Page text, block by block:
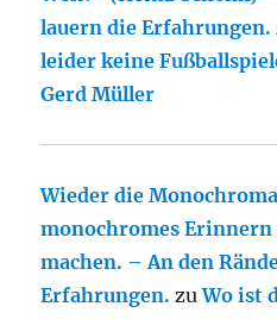
lauern die Erfahrungen.
leider keine
Gerd Müller
Wieder die
monochromes Erinnern
machen. – An den
Erfahrungen. zuWo ist